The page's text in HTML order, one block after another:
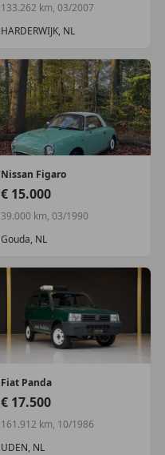
133.262 km, 03/2007
HARDERWIJK, NL
Nissan Figaro
€ 15.000
39.000 km, 03/1990
Gouda, NL
Fiat Panda
€ 17.500
161.912 km, 10/1986
UDEN, NL